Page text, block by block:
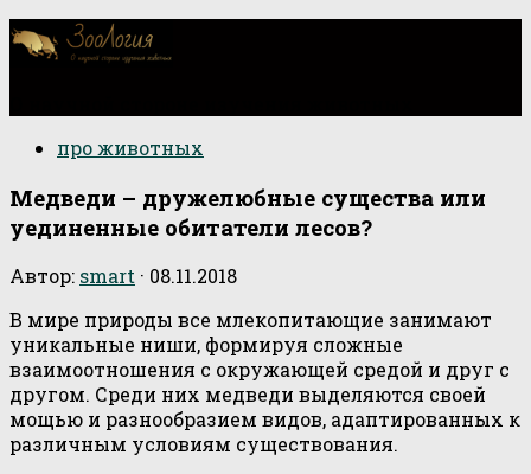
про животных
Медведи – дружелюбные существа или
уединенные обитатели лесов?
Автор: smart · 08.11.2018
В мире природы все млекопитающие занимают
уникальные ниши, формируя сложные
взаимоотношения с окружающей средой и друг с
другом. Среди них медведи выделяются своей
мощью и разнообразием видов, адаптированных к
различным условиям существования.